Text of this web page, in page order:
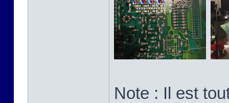
Note : Il est